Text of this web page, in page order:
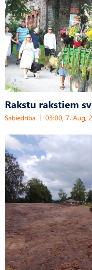
Rakstu rakstiem
Sabiedrība 03:00, 7. Aug,